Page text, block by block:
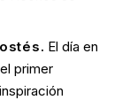
El día en
primer